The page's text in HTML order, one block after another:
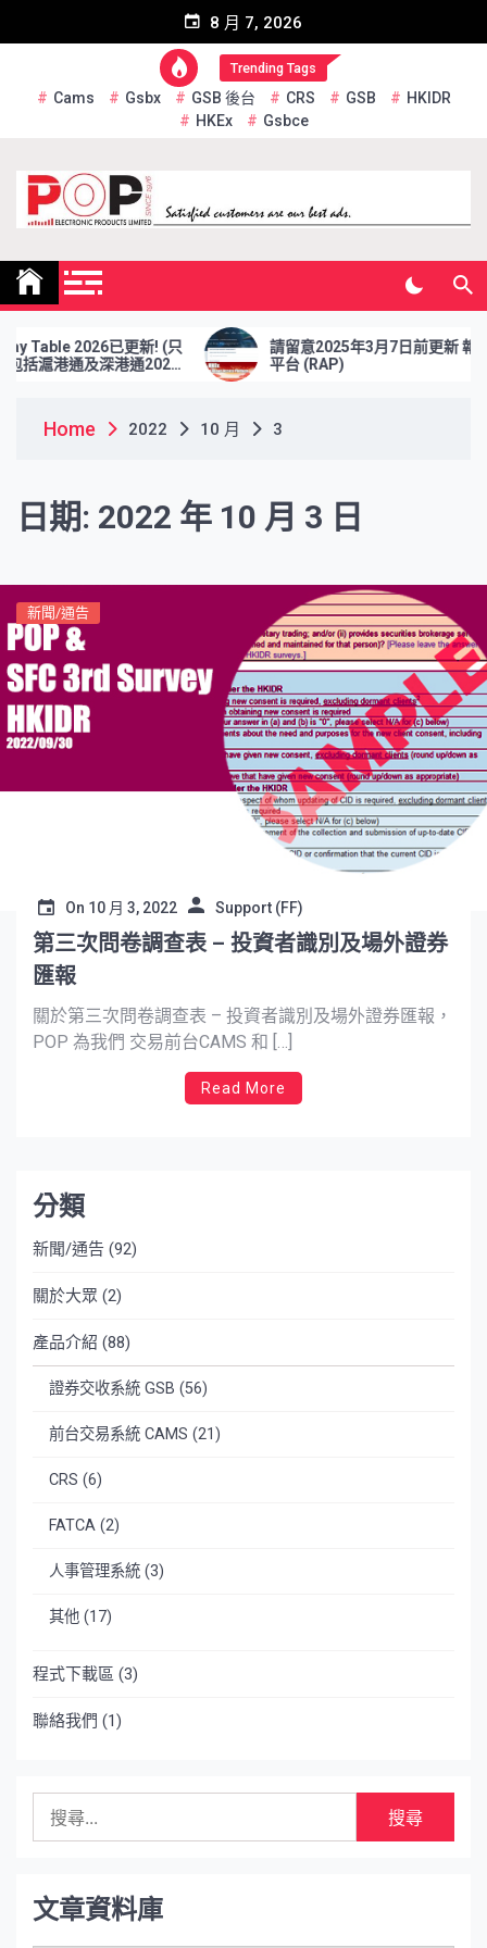
8 月 7, 2026
Trending Tags
Cams Gsbx GSB 後台 CRS GSB
HKIDR
HKEx
Gsbce
Pop Electronic Products
Limited
Table 2026已更新! (只
括滬港通及深港通2026
請留意2025年3月7日前更新 報表
平台 (RAP)
Home 2022 10 月 3
日期: 2022 年 10 月 3 日
新聞/通告
On 10 月 3, 2022 Support (FF)
第三次問卷調查表 – 投資者識別及場外證券
匯報
關於第三次問卷調查表 – 投資者識別及場外證券匯報，
POP 為我們 交易前台CAMS 和 […]
Read More
分類
新聞/通告 (92)
關於大眾 (2)
產品介紹 (88)
證券交收系統 GSB (56)
前台交易系統 CAMS (21)
CRS (6)
FATCA (2)
人事管理系統 (3)
其他 (17)
程式下載區 (3)
聯絡我們 (1)
字:
文章資料庫